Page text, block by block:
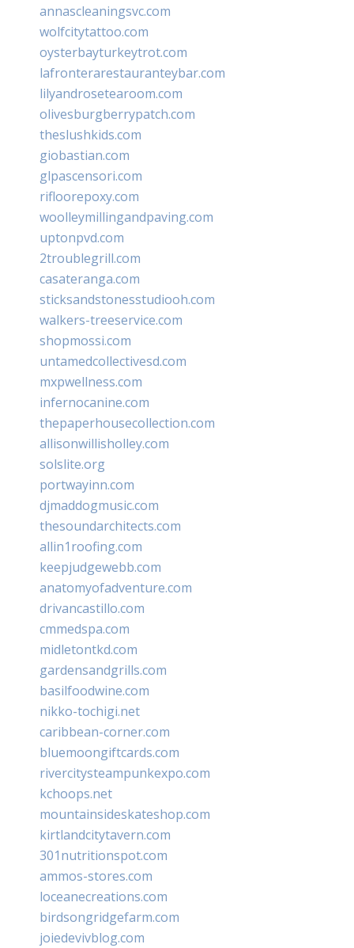
annascleaningsvc.com
wolfcitytattoo.com
oysterbayturkeytrot.com
lafronterarestauranteybar.com
lilyandrosetearoom.com
olivesburgberrypatch.com
theslushkids.com
giobastian.com
glpascensori.com
rifloorepoxy.com
woolleymillingandpaving.com
uptonpvd.com
2troublegrill.com
casateranga.com
sticksandstonesstudiooh.com
walkers-treeservice.com
shopmossi.com
untamedcollectivesd.com
mxpwellness.com
infernocanine.com
thepaperhousecollection.com
allisonwillisholley.com
solslite.org
portwayinn.com
djmaddogmusic.com
thesoundarchitects.com
allin1roofing.com
keepjudgewebb.com
anatomyofadventure.com
drivancastillo.com
cmmedspa.com
midletontkd.com
gardensandgrills.com
basilfoodwine.com
nikko-tochigi.net
caribbean-corner.com
bluemoongiftcards.com
rivercitysteampunkexpo.com
kchoops.net
mountainsideskateshop.com
kirtlandcitytavern.com
301nutritionspot.com
ammos-stores.com
loceanecreations.com
birdsongridgefarm.com
joiedevivblog.com